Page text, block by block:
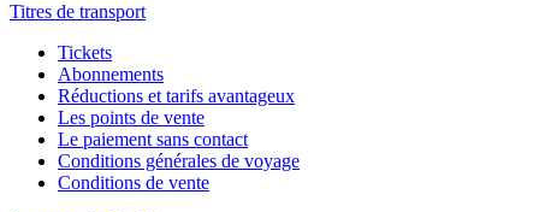
Titres de transport
Tickets
Abonnements
Réductions et tarifs avantageux
Les points de vente
Le paiement sans contact
Conditions générales de voyage
Conditions de vente